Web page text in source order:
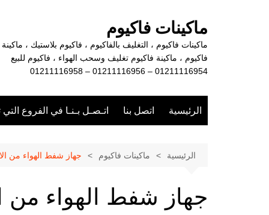
ماكينات فاكيوم
ماكينات فاكيوم ، التغليف بالفاكيوم ، فاكيوم بلاستيك ، ماكينة
فاكيوم ، ماكينة فاكيوم تغليف وسحب الهواء ، فاكيوم للبيع
01211116954 – 01211116956 – 01211116958
الرئيسية اتصل بنا اتـصـل بـنـا في الفروع
الرئيسية ماكينات فاكيوم جهاز شفط الهواء من
جهاز شفط الهواء من